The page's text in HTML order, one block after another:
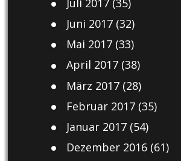
Juni 2017(32)
Mai 2017(33)
April 2017(38)
März 2017(28)
Februar 2017(35)
Januar 2017(54)
Dezember 2016(61)